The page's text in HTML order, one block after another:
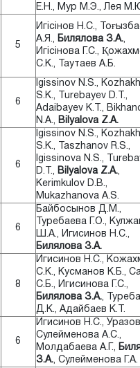
Е.Н., Мур М.Э., Лея
5
Игісінов Н.С.,
А.Я., Билялова З.А.,
Игісінова Г.С.,
С.К., Таутаев А.Б.
6
Igissinov N.S.,
S.K., Turebayev D.T.,
Adaibayev K.T.,
N.A., Bilyalova Z.A.
6
Igissinov N.S.,
S.K., Taszhanov R.S.,
Igissinova N.S.,
D.T., Bilyalova Z.A.,
Kerimkulov D.B.,
Mukazhanova A.S.
6
Байбосынов Д.М.,
Туребаева Г.О.,
Ш.А., Игисинов Н.С.,
Билялова З.А.
8
Игисинов Н.С.,
С.К., Кусманов К.Б.,
С.Б., Игисинова Г.С.,
Билялова З.А.,
Д.К., Адайбаев К.Т.
6
Игисинов Н.С.,
Сулейменова А.С.,
Молдабаева А.Г.,
З.А., Сулейменова Г.А.